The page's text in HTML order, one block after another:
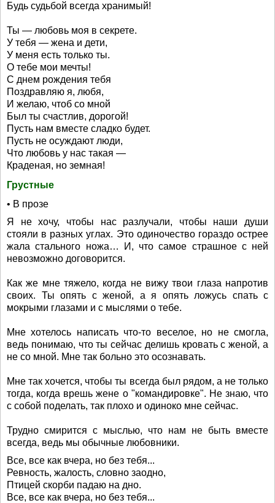
Будь судьбой всегда хранимый!
Ты — любовь моя в секрете.
У тебя — жена и дети,
У меня есть только ты.
О тебе мои мечты!
С днем рождения тебя
Поздравляю я, любя,
И желаю, чтоб со мной
Был ты счастлив, дорогой!
Пусть нам вместе сладко будет.
Пусть не осуждают люди,
Что любовь у нас такая —
Краденая, но земная!
Грустные
• В прозе
Я не хочу, чтобы нас разлучали, чтобы наши души
стояли в разных углах. Это одиночество гораздо острее
жала стального ножа… И, что самое страшное с ней
невозможно договорится.
Как же мне тяжело, когда не вижу твои глаза напротив
своих. Ты опять с женой, а я опять ложусь спать с
мокрыми глазами и с мыслями о тебе.
Мне хотелось написать что-то веселое, но не смогла,
ведь понимаю, что ты сейчас делишь кровать с женой, а
не со мной. Мне так больно это осознавать.
Мне так хочется, чтобы ты всегда был рядом, а не только
тогда, когда врешь жене о "командировке". Не знаю, что
с собой поделать, так плохо и одиноко мне сейчас.
Трудно смирится с мыслью, что нам не быть вместе
всегда, ведь мы обычные любовники.
Все, все как вчера, но без тебя...
Ревность, жалость, словно заодно,
Птицей скорби падаю на дно.
Все, все как вчера, но без тебя...